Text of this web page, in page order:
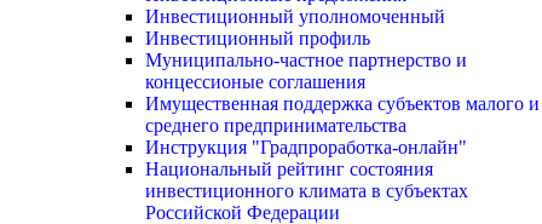
Инвестиционный уполномоченный
Инвестиционный профиль
Муниципально-частное партнерство и
концессионые соглашения
Имущественная поддержка субъектов малого и
среднего предпринимательства
Инструкция "Градпроработка-онлайн"
Национальный рейтинг состояния
инвестиционного климата в субъектах
Российской Федерации